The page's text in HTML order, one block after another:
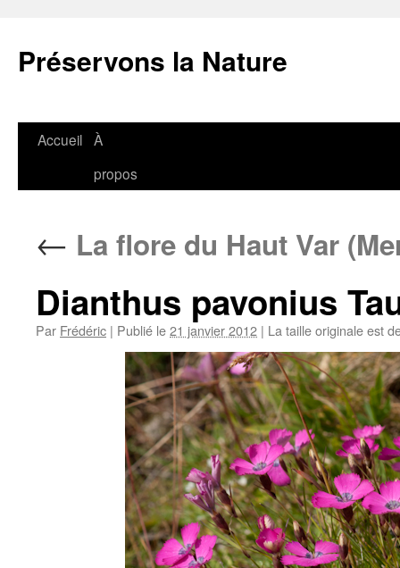
contenu
Préservons la Nature
Accueil À
propos
← La flore du Haut Var
Dianthus pavonius
Par Frédéric | Publié le21 janvier 2012 | La taille originale est